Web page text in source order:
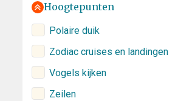
Hoogtepunten
Polaire duik
Zodiac cruises en landingen
Vogels kijken
Zeilen